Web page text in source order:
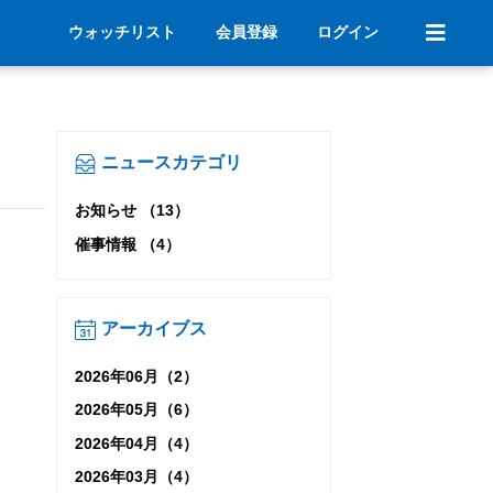
ウォッチリスト 会員登録 ログイン
ニュースカテゴリ
お知らせ （13）
催事情報 （4）
アーカイブス
2026年06月（2）
2026年05月（6）
2026年04月（4）
2026年03月（4）